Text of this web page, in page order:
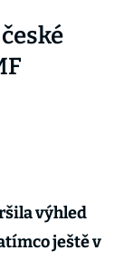
výhled
ještě v